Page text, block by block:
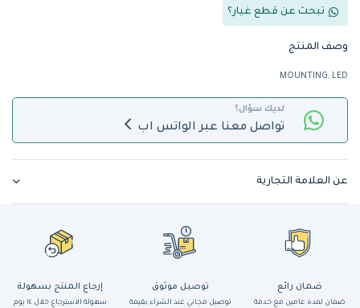
تبحث عن قطع غيار؟
وصف المنتج
MOUNTING, LED
لديك سؤال؟
تواصل معنا عبر الواتس اب
عن العلامة التجارية
ضمان رائع
ضمان لمدة عامين مع خدمة
توصيل موثوق
توصيل مجاني عند الشراء بقيمة
إرجاع المنتج بسهولة
سهولة الاسترجاع خلال ١٤ يوم